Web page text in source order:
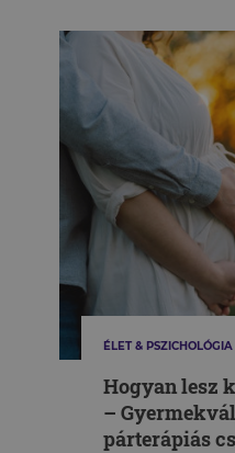
ÉLET & PSZICHOLÓGIA
Hogyan lesz
–
párterápiás